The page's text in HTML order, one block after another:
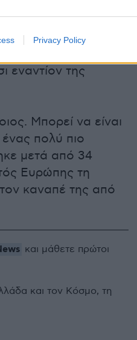
Privacy Policy
που άλλαξε
μέρες, θα «πάρει»
εκείνος ο
εναντίον της
Μπορεί να είναι
πολύ πιο
μετά από 34
Eυρώπης τη
καναπέ της από
και μάθετε πρώτοι
και τον Κόσμο, τη